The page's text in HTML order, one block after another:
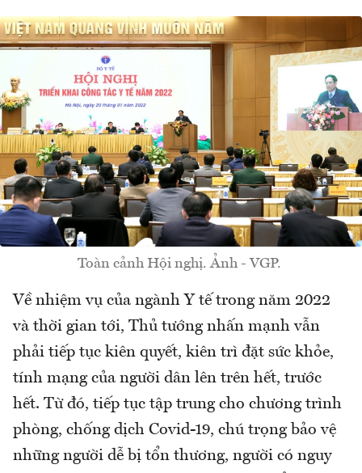
Toàn cảnh Hội nghị. Ảnh - VGP.
Về nhiệm vụ của ngành Y tế trong năm 2022
và thời gian tới, Thủ tướng nhấn mạnh vẫn
phải tiếp tục kiên quyết, kiên trì đặt sức khỏe,
tính mạng của người dân lên trên hết, trước
hết. Từ đó, tiếp tục tập trung cho chương trình
phòng, chống dịch Covid-19, chú trọng bảo vệ
những người dễ bị tổn thương, người có nguy